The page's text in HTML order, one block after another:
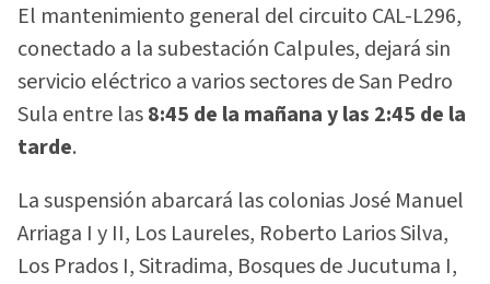
El mantenimiento general del circuito CAL-L296,
conectado a la subestación Calpules, dejará sin
servicio eléctrico a varios sectores de San Pedro
Sula entre las8:45 de la mañana y las 2:45 de la
tarde.
La suspensión abarcará las colonias José Manuel
Arriaga I y II, Los Laureles, Roberto Larios Silva,
Los Prados I, Sitradima, Bosques de Jucutuma I,